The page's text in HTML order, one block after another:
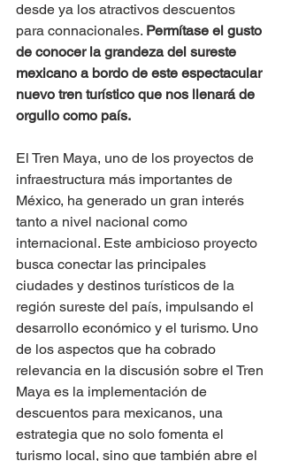
desde ya los atractivos descuentos
para connacionales. Permítase el gusto
de conocer la grandeza del sureste
mexicano a bordo de este espectacular
nuevo tren turístico que nos llenará de
orgullo como país.
El Tren Maya, uno de los proyectos de
infraestructura más importantes de
México, ha generado un gran interés
tanto a nivel nacional como
internacional. Este ambicioso proyecto
busca conectar las principales
ciudades y destinos turísticos de la
región sureste del país, impulsando el
desarrollo económico y el turismo. Uno
de los aspectos que ha cobrado
relevancia en la discusión sobre el Tren
Maya es la implementación de
descuentos para mexicanos, una
estrategia que no solo fomenta el
turismo local, sino que también abre el